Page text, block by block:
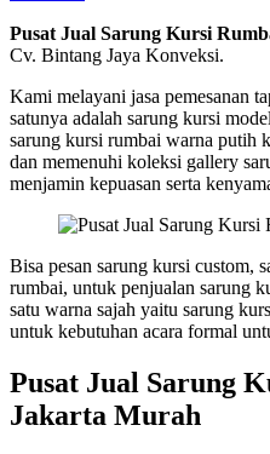
Pusat Jual Sarung Kursi
Cv. Bintang Jaya Konveksi.
Kami melayani jasa pemesanan
satunya adalah sarung kursi
sarung kursi rumbai warna putih
dan memenuhi koleksi gallery
menjamin kepuasan serta
Bisa pesan sarung kursi custom,
rumbai, untuk penjualan sarung
satu warna sajah yaitu sarung
untuk kebutuhan acara formal
Pusat Jual Sarung
Jakarta Murah